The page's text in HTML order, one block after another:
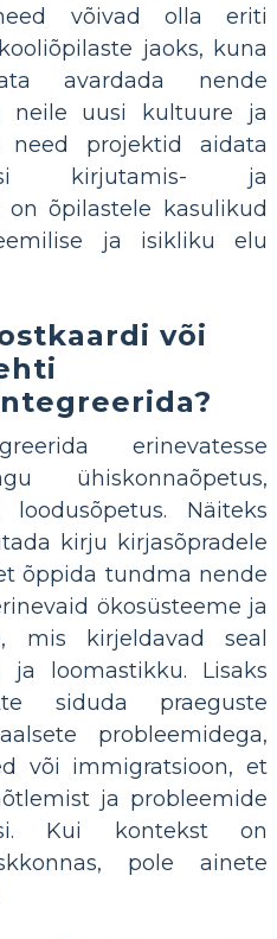
võivad olla eriti
jaoks, kuna
avardada nende
neile uusi kultuure ja
need projektid aidata
kirjutamis- ja
õpilastele kasulikud
ja isikliku elu
või
erinevatesse
ühiskonnaõpetus,
Näiteks
kirju kirjasõpradele
õppida tundma nende
ökosüsteeme ja
mis kirjeldavad seal
ja loomastikku. Lisaks
siduda praeguste
probleemidega,
või immigratsioon, et
ja probleemide
Kui kontekst on
pole ainete